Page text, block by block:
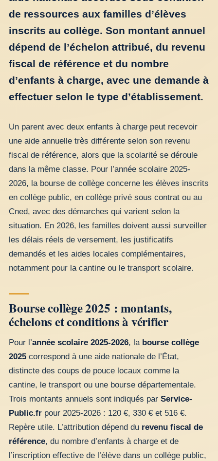
de ressources aux familles d’élèves
inscrits au collège. Son montant annuel
dépend de l’échelon attribué, du revenu
fiscal de référence et du nombre
d’enfants à charge, avec une demande à
effectuer selon le type d’établissement.
Un parent avec deux enfants à charge peut recevoir
une aide annuelle très différente selon son revenu
fiscal de référence, alors que la scolarité se déroule
dans la même classe. Pour l’année scolaire 2025-
2026, la bourse de collège concerne les élèves inscrits
en collège public, en collège privé sous contrat ou au
Cned, avec des démarches qui varient selon la
situation. En 2026, les familles doivent aussi surveiller
les délais réels de versement, les justificatifs
demandés et les aides locales complémentaires,
notamment pour la cantine ou le transport scolaire.
Bourse collège 2025 : montants,
échelons et conditions à vérifier
Pour l’année scolaire 2025-2026, la bourse collège
2025 correspond à une aide nationale de l’État,
distincte des coups de pouce locaux comme la
cantine, le transport ou une bourse départementale.
Trois montants annuels sont indiqués par Service-
Public.fr pour 2025-2026 : 120 €, 330 € et 516 €.
Repère utile. L’attribution dépend du revenu fiscal de
référence, du nombre d’enfants à charge et de
l’inscription effective de l’élève dans un collège public,